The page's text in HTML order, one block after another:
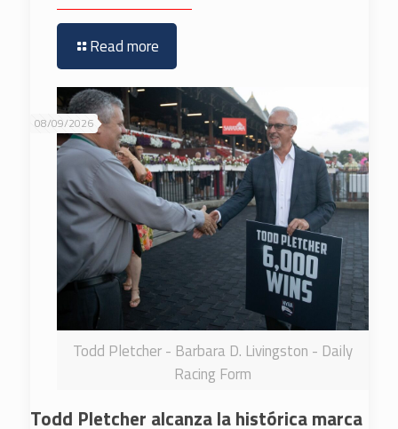
Read more
Todd Pletcher - Barbara D. Livingston - Daily
Racing Form
08/09/2026
Todd Pletcher alcanza la histórica marca